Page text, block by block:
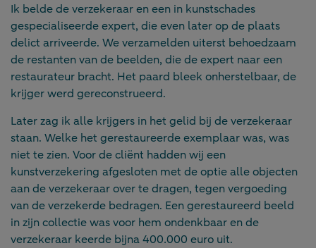
Ik belde de verzekeraar en een in kunstschades
gespecialiseerde expert, die even later op de plaats
delict arriveerde. We verzamelden uiterst behoedzaam
de restanten van de beelden, die de expert naar een
restaurateur bracht. Het paard bleek onherstelbaar, de
krijger werd gereconstrueerd.
Later zag ik alle krijgers in het gelid bij de verzekeraar
staan. Welke het gerestaureerde exemplaar was, was
niet te zien. Voor de cliënt hadden wij een
kunstverzekering afgesloten met de optie alle objecten
aan de verzekeraar over te dragen, tegen vergoeding
van de verzekerde bedragen. Een gerestaureerd beeld
in zijn collectie was voor hem ondenkbaar en de
verzekeraar keerde bijna 400.000 euro uit.